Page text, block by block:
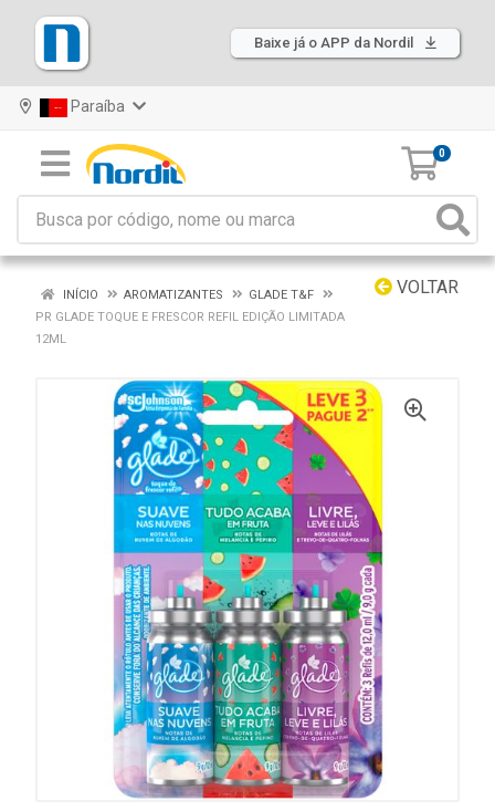
Baixe já o APP da Nordil
Paraíba
0
VOLTAR
INÍCIO AROMATIZANTES
GLADE T&F
PR GLADE TOQUE E FRESCOR REFIL EDIÇÃO LIMITADA
12ML